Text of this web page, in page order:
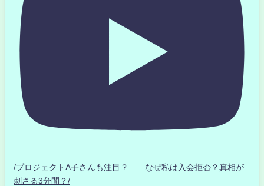
/プロジェクトA子さんも注目？ なぜ私は入会拒否？真相が
刺さる3分間？/